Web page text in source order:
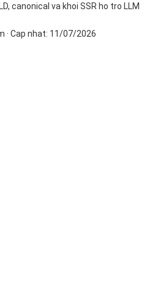
canonical va khoi SSR ho tro LLM
· Cap nhat: 11/07/2026